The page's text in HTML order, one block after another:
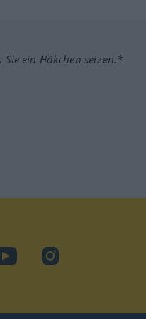
ein Häkchen setzen.*
YouTubeInstagram